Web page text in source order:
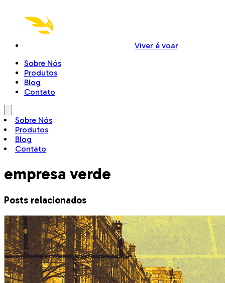
Viver é voar
Sobre Nós
Produtos
Blog
Contato
Sobre Nós
Produtos
Blog
Contato
empresa verde
Posts relacionados